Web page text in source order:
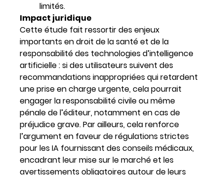
limités.
Impact juridique
Cette étude fait ressortir des enjeux
importants en droit de la santé et de la
responsabilité des technologies d’intelligence
artificielle : si des utilisateurs suivent des
recommandations inappropriées qui retardent
une prise en charge urgente, cela pourrait
engager la responsabilité civile ou même
pénale de l’éditeur, notamment en cas de
préjudice grave. Par ailleurs, cela renforce
l’argument en faveur de régulations strictes
pour les IA fournissant des conseils médicaux,
encadrant leur mise sur le marché et les
avertissements obligatoires autour de leurs